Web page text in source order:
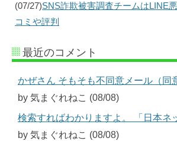
(07/27)SNS詐欺被害調査チームはLINE
コミや評判
最近のコメント
かぜさん そもそも不同意メール（同
by 気まぐれねこ (08/08)
検索すればわかりますよ。 「日本ネ
by 気まぐれねこ (08/08)